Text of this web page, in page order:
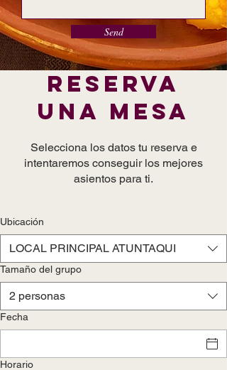
Send
Reserva
una mesa
Selecciona los datos tu reserva e
intentaremos conseguir los mejores
asientos para ti.
Ubicación
LOCAL PRINCIPAL ATUNTAQUI
Tamaño del grupo
2 personas
Fecha
Horario